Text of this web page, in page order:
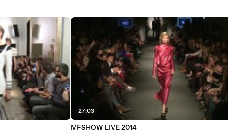
27:03
MFSHOW LIVE 2014